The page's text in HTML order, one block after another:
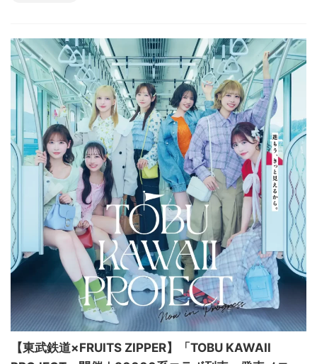
【東武鉄道×FRUITS ZIPPER】「TOBU KAWAII